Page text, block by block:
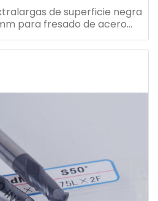
de superficie negra
para fresado de acero
/ templado